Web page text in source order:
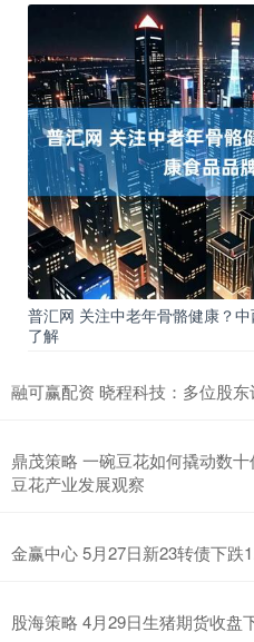
普汇网 关注中老年骨骼健康？
了解
融可赢配资 晓程科技：多位股
鼎茂策略 一碗豆花如何撬动数
豆花产业发展观察
金赢中心 5月27日新23转债下跌
股海策略 4月29日生猪期货收盘